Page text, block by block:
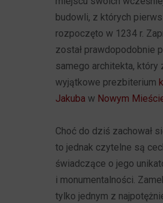
budowli, z których
rozpoczęto w 1234 r.
został prawdopodobnie
samego architekta, który
wyjątkowe prezbiterium
Jakuba w Nowym
Choć do dziś zachował
to jednak czytelne są
świadczące o jego
i monumentalności.
tylko jednym z